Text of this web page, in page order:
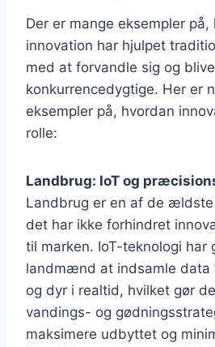
Der er mange eksempler på,
innovation har hjulpet
med at forvandle sig og
konkurrencedygtige. Her er
eksempler på, hvordan
rolle:
Landbrug: IoT og
Landbrug er en af de
det har ikke forhindret
til marken. IoT-teknologi har
landmænd at indsamle data
og dyr i realtid, hvilket gør
vandings- og
maksimere udbyttet og